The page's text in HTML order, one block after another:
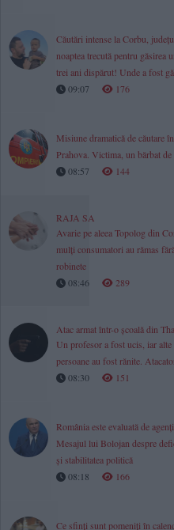
Căutări intense la Corbu,
noaptea trecută pentru găsirea
trei ani dispărut! Unde a fost
09:07
176
Misiune dramatică de căutare
Prahova. Victima, un bărbat de
08:57
144
RAJA SA
Avarie pe aleea Topolog din
mulți consumatori au rămas
robinete
08:46
289
Atac armat într-o școală din
Un profesor a fost ucis, iar alte
persoane au fost rănite.
08:30
151
România este evaluată de
Mesajul lui Bolojan despre
și stabilitatea politică
08:18
166
Ce sfinți sunt pomeniți în